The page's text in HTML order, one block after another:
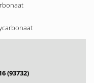
(93732)